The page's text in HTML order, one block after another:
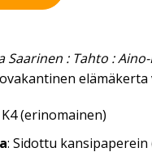
Saarinen : Tahto :
elämäkerta
K4 (erinomainen)
: Sidottu